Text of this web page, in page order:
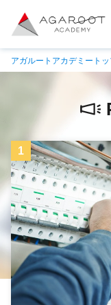
アガルートアカデミート